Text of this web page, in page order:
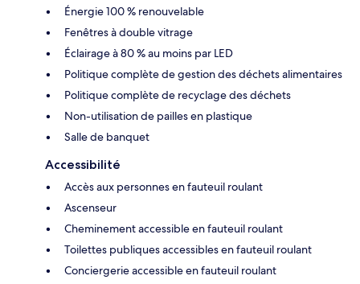
Énergie 100 % renouvelable
Fenêtres à double vitrage
Éclairage à 80 % au moins par LED
Politique complète de gestion des déchets alimentaires
Politique complète de recyclage des déchets
Non-utilisation de pailles en plastique
Salle de banquet
Accessibilité
Accès aux personnes en fauteuil roulant
Ascenseur
Cheminement accessible en fauteuil roulant
Toilettes publiques accessibles en fauteuil roulant
Conciergerie accessible en fauteuil roulant